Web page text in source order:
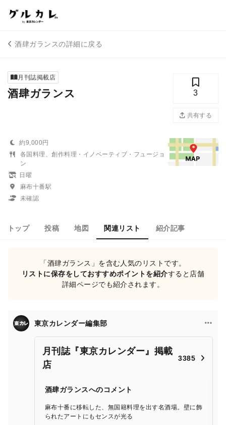
酒肆ガランスの詳細に戻る
月刊誌掲載店
酒肆ガランス 3
共有する
約9,000円
各国料理、創作料理・イノベーティブ・フュージョ
ン
日曜
麻布十番駅
未確認
トップ 投稿 地図 関連リスト 紹介記事
「酒肆ガランス」を含む人気のリストです。
リストに保存をしておすすめポイントを紹介すると店舗
詳細ページでも紹介されます。
東京カレンダー編集部
月刊誌『東京カレンダー』掲載
店
3385
酒肆ガランスへのコメント
麻布十番に移転した、無国籍料理を出す名酒場。壁に飾
られたアートにもセンスが光る